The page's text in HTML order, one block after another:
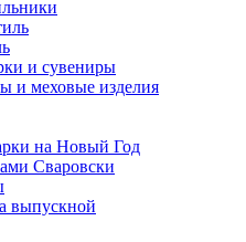
и сувениры
и меховые изделия
на Новый Год
Сваровски
выпускной